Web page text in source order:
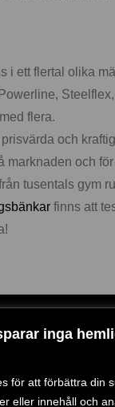
inga
för att förbättra din
eller innehåll och
i ett flertal olika
flera.
och
marknaden och
tusentals gym
finns att
ETIKETT:POWERTEC